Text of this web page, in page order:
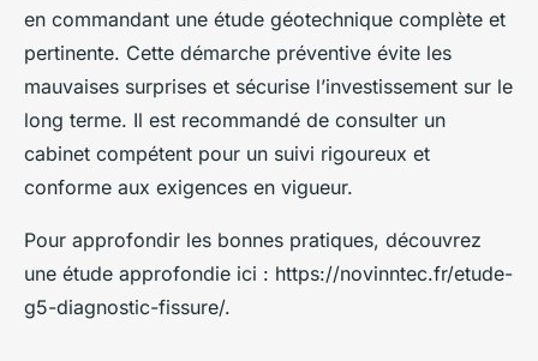
en commandant une étude géotechnique complète et
pertinente. Cette démarche préventive évite les
mauvaises surprises et sécurise l’investissement sur le
long terme. Il est recommandé de consulter un
cabinet compétent pour un suivi rigoureux et
conforme aux exigences en vigueur.
Pour approfondir les bonnes pratiques, découvrez
une étude approfondie ici : https://novinntec.fr/etude-
g5-diagnostic-fissure/.